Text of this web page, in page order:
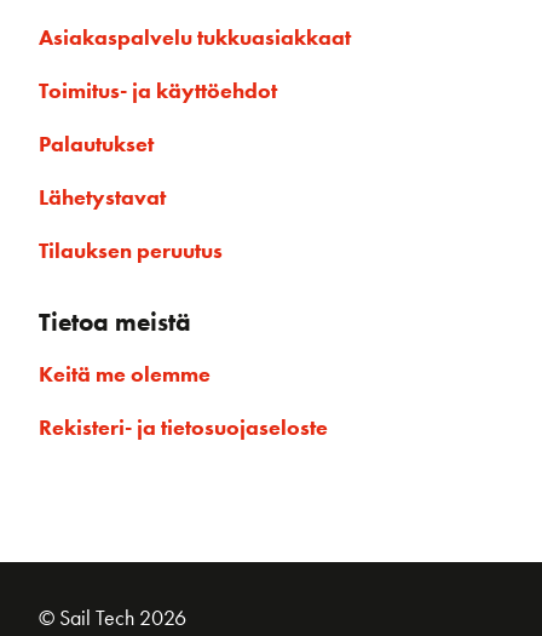
Asiakaspalvelu tukkuasiakkaat
Toimitus- ja käyttöehdot
Palautukset
Lähetystavat
Tilauksen peruutus
Tietoa meistä
Keitä me olemme
Rekisteri- ja tietosuojaseloste
© Sail Tech 2026